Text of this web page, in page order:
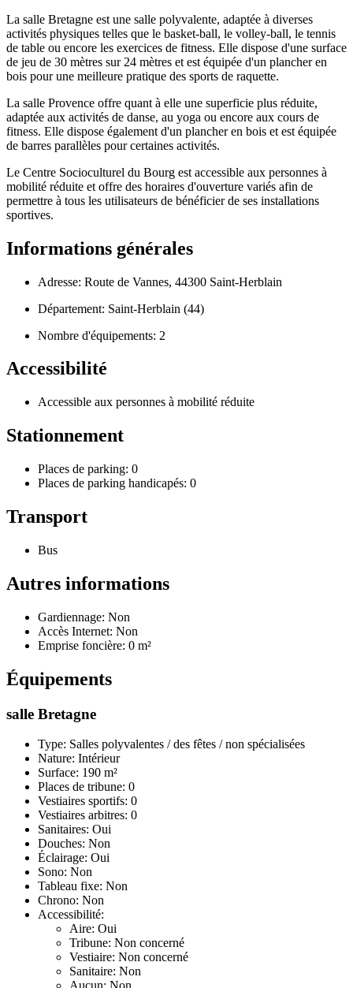
La salle Bretagne est une salle polyvalente, adaptée à diverses
activités physiques telles que le basket-ball, le volley-ball, le tennis
de table ou encore les exercices de fitness. Elle dispose d'une surface
de jeu de 30 mètres sur 24 mètres et est équipée d'un plancher en
bois pour une meilleure pratique des sports de raquette.
La salle Provence offre quant à elle une superficie plus réduite,
adaptée aux activités de danse, au yoga ou encore aux cours de
fitness. Elle dispose également d'un plancher en bois et est équipée
de barres parallèles pour certaines activités.
Le Centre Socioculturel du Bourg est accessible aux personnes à
mobilité réduite et offre des horaires d'ouverture variés afin de
permettre à tous les utilisateurs de bénéficier de ses installations
sportives.
Informations générales
Adresse: Route de Vannes, 44300 Saint-Herblain
Département: Saint-Herblain (44)
Nombre d'équipements: 2
Accessibilité
Accessible aux personnes à mobilité réduite
Stationnement
Places de parking: 0
Places de parking handicapés: 0
Transport
Bus
Autres informations
Gardiennage: Non
Accès Internet: Non
Emprise foncière: 0 m²
Équipements
salle Bretagne
Type: Salles polyvalentes / des fêtes / non spécialisées
Nature: Intérieur
Surface: 190 m²
Places de tribune: 0
Vestiaires sportifs: 0
Vestiaires arbitres: 0
Sanitaires: Oui
Douches: Non
Éclairage: Oui
Sono: Non
Tableau fixe: Non
Chrono: Non
Accessibilité:
Aire: Oui
Tribune: Non concerné
Vestiaire: Non concerné
Sanitaire: Non